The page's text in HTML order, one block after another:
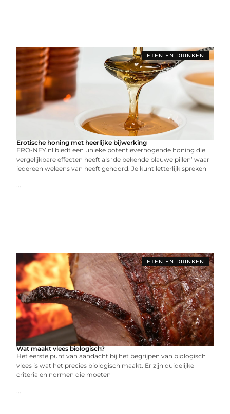
ETEN EN DRINKEN
Erotische honing met heerlijke bijwerking
ERO-NEY.nl biedt een unieke potentieverhogende honing die
vergelijkbare effecten heeft als ‘de bekende blauwe pillen’ waar
iedereen weleens van heeft gehoord. Je kunt letterlijk spreken
...
ETEN EN DRINKEN
Wat maakt vlees biologisch?
Het eerste punt van aandacht bij het begrijpen van biologisch
vlees is wat het precies biologisch maakt. Er zijn duidelijke
criteria en normen die moeten
...